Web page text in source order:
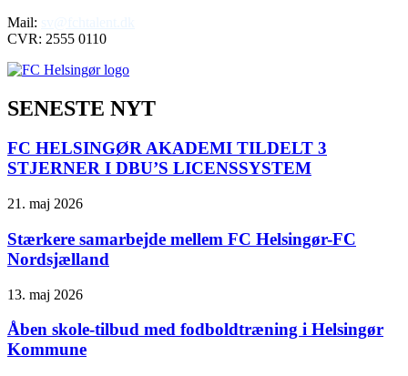
Mail:
CVR: 2555 0110
SENESTE NYT
FC HELSINGØR AKADEMI TILDELT 3
STJERNER I DBU’S LICENSSYSTEM
21. maj 2026
Stærkere samarbejde mellem FC Helsingør-FC
Nordsjælland
13. maj 2026
Åben skole-tilbud med fodboldtræning i Helsingør
Kommune